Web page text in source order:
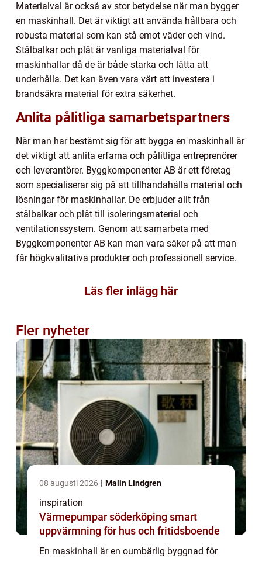
Materialval är också av stor betydelse när man bygger
en maskinhall. Det är viktigt att använda hållbara och
robusta material som kan stå emot väder och vind.
Stålbalkar och plåt är vanliga materialval för
maskinhallar då de är både starka och lätta att
underhålla. Det kan även vara värt att investera i
brandsäkra material för extra säkerhet.
Anlita pålitliga samarbetspartners
När man har bestämt sig för att bygga en maskinhall är
det viktigt att anlita erfarna och pålitliga entreprenörer
och leverantörer. Byggkomponenter AB är ett företag
som specialiserar sig på att tillhandahålla material och
lösningar för maskinhallar. De erbjuder allt från
stålbalkar och plåt till isoleringsmaterial och
ventilationssystem. Genom att samarbeta med
Byggkomponenter AB kan man vara säker på att man
får högkvalitativa produkter och professionell service.
Läs fler inlägg här
Fler nyheter
08 augusti 2026 Malin Lindgren
inspiration
Värmepumpar söderköping smart
uppvärmning för hus och fritidsboende
En maskinhall är en oumbärlig byggnad för